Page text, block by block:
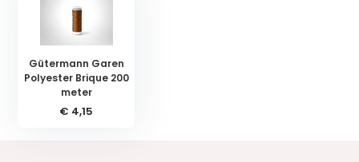
Gütermann Garen
Polyester Brique 200
meter
€ 4,15